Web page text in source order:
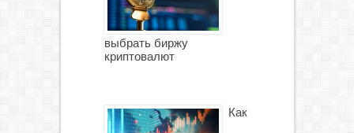
выбрать биржу
криптовалют
Как